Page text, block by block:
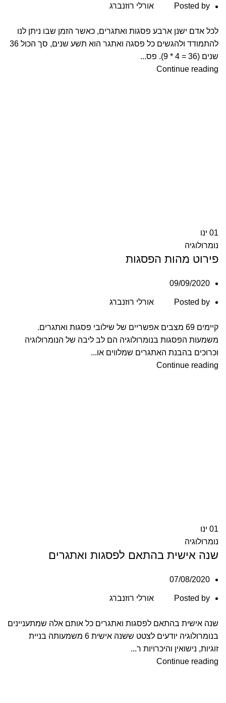
Posted by אורלי רוזנברג
לכל אדם ישנן ארבע פסגות ואתגרים, כאשר הזמן שבו ניתן לנו
להתמודד ולהגשים כל פסגה ואתגר הוא תשע שנים, סך הכול 36
שנים (36 = 4 * 9). פס...
Continue reading
01 ינו
נומרולוגיה
פירוט מהות הפסגות
09/09/2020
Posted by אורלי רוזנברג
קיימים 69 מצבים אפשריים של שילובי פסגות ואתגרים.
משמעות הפסגות בנומרולוגיה הם לב ליבה של הנומרולוגיה
וכרוכים בהבנת האתגרים שמלווים או...
Continue reading
01 ינו
נומרולוגיה
שנה אישית בהתאם לפסגות ואתגרים
07/08/2020
Posted by אורלי רוזנברג
שנה אישית בהתאם לפסגות ואתגרים כל אותם אלה שמתעניינים
בנומרולוגיה יודעים לצטט ששנה אישית 6 משמעותה בניית
זוגיות, נישואין והיכרויות ר...
Continue reading